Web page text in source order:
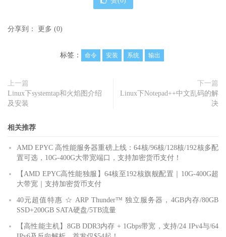
分享到： 更多 (0)
标签： 命令 安装 系统 输出
上一篇
Linux下systemtap和火焰图介绍
及安装
下一篇
Linux下Notepad++中文乱码的解
决
相关推荐
AMD EPYC 高性能服务器重磅上线：64核/96核/128核/192核多配
置可选，10G-400G大带宽端口，支持加密货币支付！
【AMD EPYC高性能独服】64核至192核旗舰配置｜10G-400G超
大带宽｜支持加密货币支付
40元超值特惠 ☆ ARP Thunder™ 独立服务器，4GB内存/80GB
SSD+200GB SATA硬盘/5TB流量
【高性能主机】8GB DDR3内存 + 1Gbps带宽，支持/24 IPv4与/64